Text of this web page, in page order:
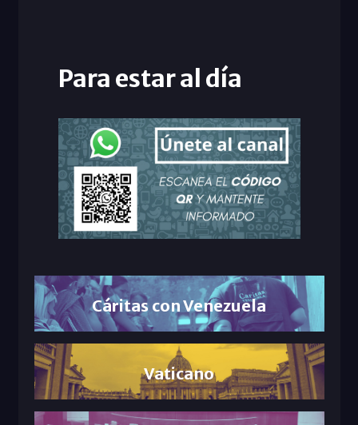
Para estar al día
Cáritas con Venezuela
Vaticano